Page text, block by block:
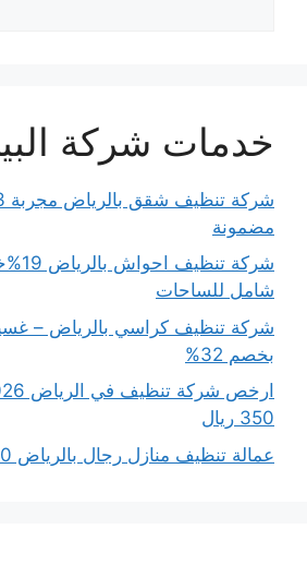
خدمات شركة
مضمونة
شركة
شامل للساحات
شركة تنظيف كراسي بالرياض – غسيل
بخصم 32%
350 ريال
عمالة تنظيف منازل رجال بالرياض 250 ريال للساعة